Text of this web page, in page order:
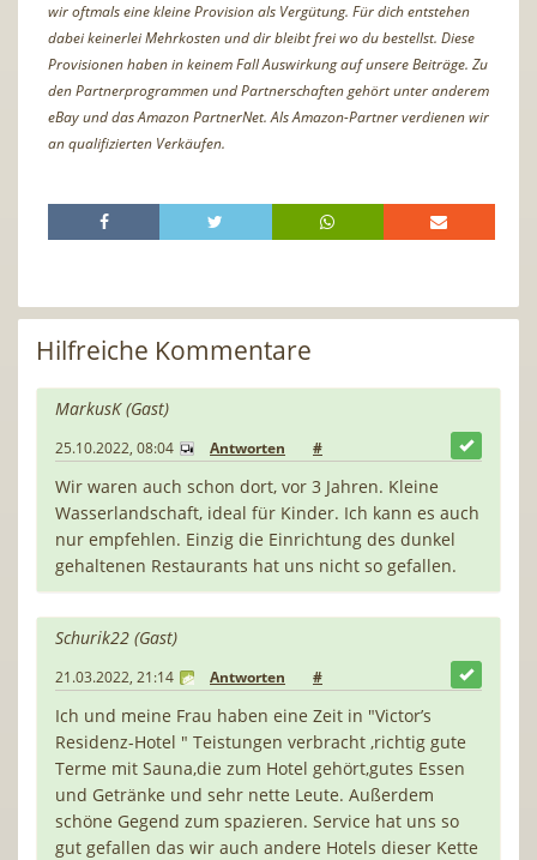
wir oftmals eine kleine Provision als Vergütung. Für dich entstehen
dabei keinerlei Mehrkosten und dir bleibt frei wo du bestellst. Diese
Provisionen haben in keinem Fall Auswirkung auf unsere Beiträge. Zu
den Partnerprogrammen und Partnerschaften gehört unter anderem
eBay und das Amazon PartnerNet. Als Amazon-Partner verdienen wir
an qualifizierten Verkäufen.
Hilfreiche Kommentare
MarkusK (Gast)
25.10.2022, 08:04 Antworten #
Wir waren auch schon dort, vor 3 Jahren. Kleine
Wasserlandschaft, ideal für Kinder. Ich kann es auch
nur empfehlen. Einzig die Einrichtung des dunkel
gehaltenen Restaurants hat uns nicht so gefallen.
Schurik22 (Gast)
21.03.2022, 21:14 Antworten #
Ich und meine Frau haben eine Zeit in "Victor’s
Residenz-Hotel " Teistungen verbracht ,richtig gute
Terme mit Sauna,die zum Hotel gehört,gutes Essen
und Getränke und sehr nette Leute. Außerdem
schöne Gegend zum spazieren. Service hat uns so
gut gefallen das wir auch andere Hotels dieser Kette